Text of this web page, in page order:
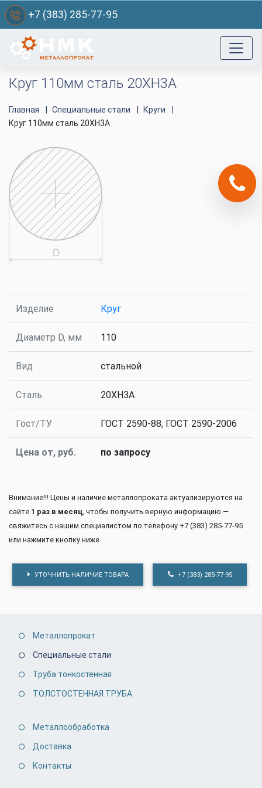
+7 (383) 285-77-95
Круг 110мм сталь 20ХН3А
Главная Специальные стали
Круги
Круг 110мм сталь 20ХН3А
Изделие Круг
Диаметр D, мм 110
Вид стальной
Сталь 20ХН3А
Гост/ТУ ГОСТ 2590-88, ГОСТ 2590-2006
Цена от, руб. по запросу
Внимание!!! Цены и наличие металлопроката актуализируются на
сайте 1 раз в месяц, чтобы получить верную информацию —
свяжитесь с нашим специалистом по телефону +7 (383) 285-77-95
или нажмите кнопку ниже
УТОЧНИТЬ НАЛИЧИЕ ТОВАРА +7 (383) 285-77-95
Металлопрокат
Специальные стали
Труба тонкостенная
ТОЛСТОСТЕННАЯ ТРУБА
Металлообработка
Доставка
Контакты